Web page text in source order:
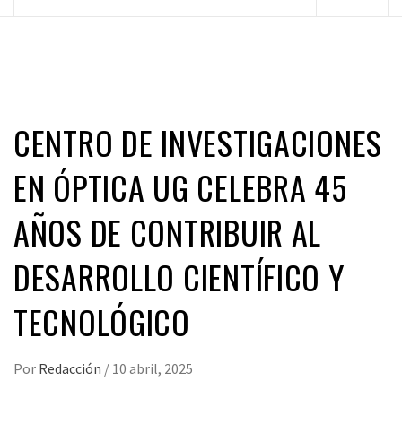
CENTRO DE INVESTIGACIONES
EN ÓPTICA UG CELEBRA 45
AÑOS DE CONTRIBUIR AL
DESARROLLO CIENTÍFICO Y
TECNOLÓGICO
Por Redacción / 10 abril, 2025